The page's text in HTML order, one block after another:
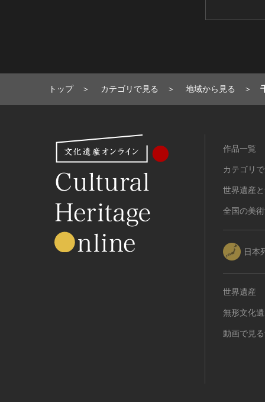
トップ カテゴリで見る 地域から見る
作品一覧
カテゴリ
世界遺産
全国の美
日本
世界遺産
無形文化
動画で見